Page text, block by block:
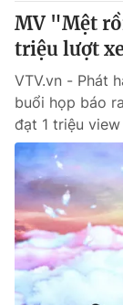
VTV9
Liên hệ tòa
THỜI BÁO VTV
Theo dõi báo
Cơ quan chủ quản:
Cơ quan báo chí:
MV "Mệt
triệu lượt
VTV.vn - Phát
buổi họp báo
đạt 1 triệu